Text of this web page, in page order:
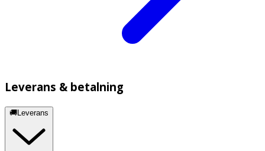
Leverans & betalning
🚚Leverans